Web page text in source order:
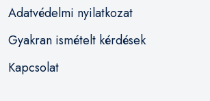
Adatvédelmi nyilatkozat
Gyakran ismételt kérdések
Kapcsolat